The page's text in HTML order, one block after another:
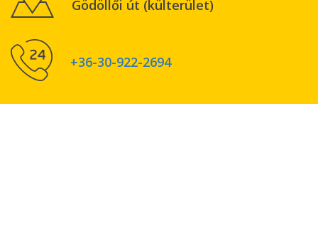
Gödöllői út (külterület)
+36-30-922-2694